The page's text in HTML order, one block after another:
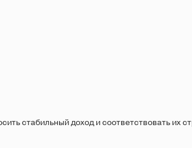
стабильный доход и соответствовать их